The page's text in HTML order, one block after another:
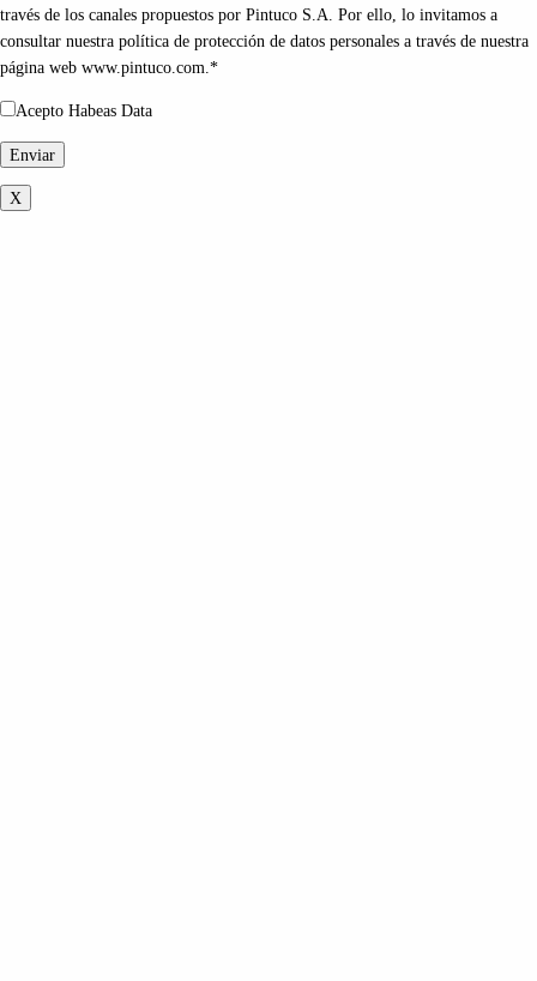
través de los canales propuestos por Pintuco S.A. Por ello, lo invitamos a
consultar nuestra política de protección de datos personales a través de nuestra
página web www.pintuco.com.*
Acepto Habeas Data
X